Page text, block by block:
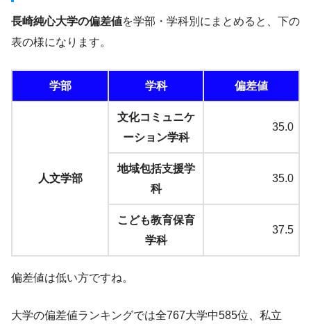
長崎純心大学の偏差値を学部・学科別にまとめると、下の
表の様になります。
学部 学科 偏差値
人文学部
文化コミュニケ
ーション学科
35.0
地域包括支援学
科
35.0
こども教育保育
学科
37.5
偏差値は低い方ですね。
大学の偏差値ランキングでは全767大学中585位、私立